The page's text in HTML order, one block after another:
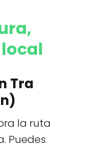
Tra
la ruta
Puedes